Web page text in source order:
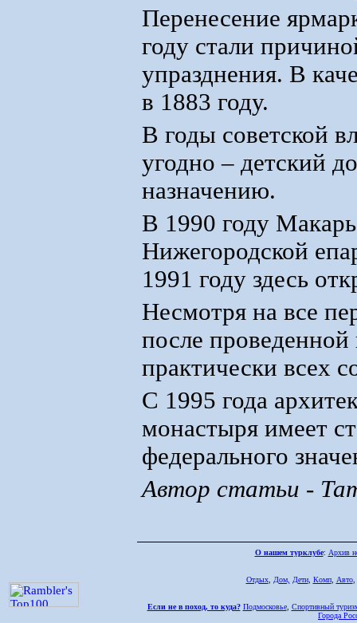
Перенесение
году стали
упразднения. В
в 1883 году.
В годы советской
угодно – детский
назначению.
В 1990 году
Нижегородской
1991 году здесь
Несмотря на все
после
практически всех
С 1995 года
монастыря имеет
федерального
Автор статьи -
О нашем турклубе: Архив
Отдых, Дом, Дети, Комп, Авто,
Если не в поход, то куда? Подмосковье, Спортивный
Города